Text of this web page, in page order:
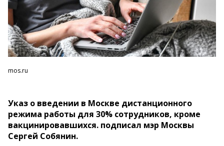
mos.ru
Указ о введении в Москве дистанционного
режима работы для 30% сотрудников, кроме
вакцинировавшихся. подписал мэр Москвы
Сергей Собянин.